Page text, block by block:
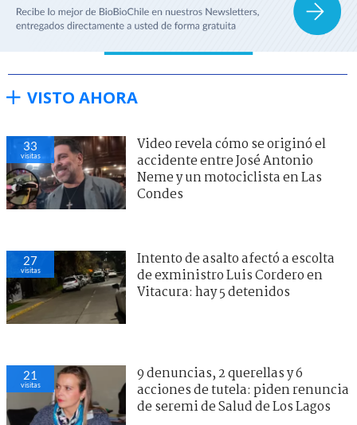
VISTO AHORA
33
visitas
Video revela cómo se originó el
accidente entre José Antonio
Neme y un motociclista en Las
Condes
27
visitas
Intento de asalto afectó a escolta
de exministro Luis Cordero en
Vitacura: hay 5 detenidos
21
visitas
9 denuncias, 2 querellas y 6
acciones de tutela: piden renuncia
de seremi de Salud de Los Lagos